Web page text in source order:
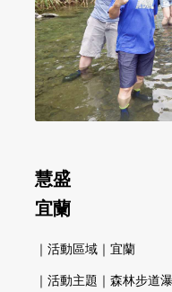
慧盛
宜蘭
｜活動區域｜宜蘭
｜活動主題｜森林步道